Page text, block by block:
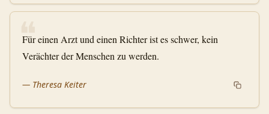
❝
Für einen Arzt und einen Richter ist es schwer, kein
Verächter der Menschen zu werden.
— Theresa Keiter